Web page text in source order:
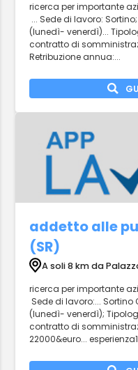
ricerca per importante
... Sede di lavoro:
(lunedì- venerdì)...
contratto di
Retribuzione annua:...
addetto alle
(SR)
A soli 8 km da
ricerca per importante
Sede di lavoro:...
(lunedì- venerdì);
contratto di
22000&euro...